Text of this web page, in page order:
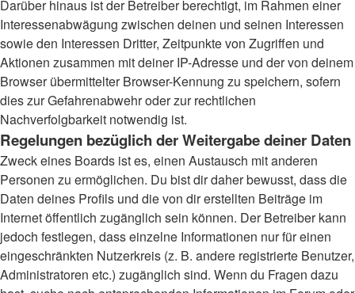
Darüber hinaus ist der Betreiber berechtigt, im Rahmen einer
Interessenabwägung zwischen deinen und seinen Interessen
sowie den Interessen Dritter, Zeitpunkte von Zugriffen und
Aktionen zusammen mit deiner IP-Adresse und der von deinem
Browser übermittelter Browser-Kennung zu speichern, sofern
dies zur Gefahrenabwehr oder zur rechtlichen
Nachverfolgbarkeit notwendig ist.
Regelungen bezüglich der Weitergabe deiner Daten
Zweck eines Boards ist es, einen Austausch mit anderen
Personen zu ermöglichen. Du bist dir daher bewusst, dass die
Daten deines Profils und die von dir erstellten Beiträge im
Internet öffentlich zugänglich sein können. Der Betreiber kann
jedoch festlegen, dass einzelne Informationen nur für einen
eingeschränkten Nutzerkreis (z. B. andere registrierte Benutzer,
Administratoren etc.) zugänglich sind. Wenn du Fragen dazu